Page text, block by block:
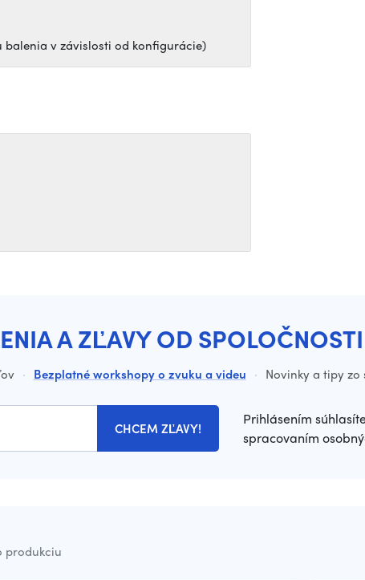
v závislosti od konfigurácie)
A ZĽAVY OD
· Bezplatné workshopy o zvuku a videu · Novinky a tipy
CHCEM ZĽAVY!
Prihlásením
spracovaním
produkciu